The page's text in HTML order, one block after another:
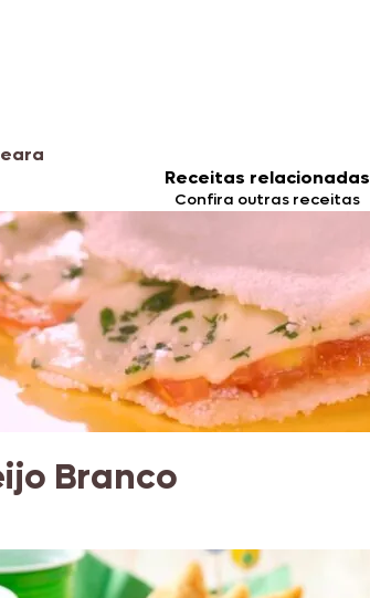
Receitas relacionadas
Confira outras receitas
Branco